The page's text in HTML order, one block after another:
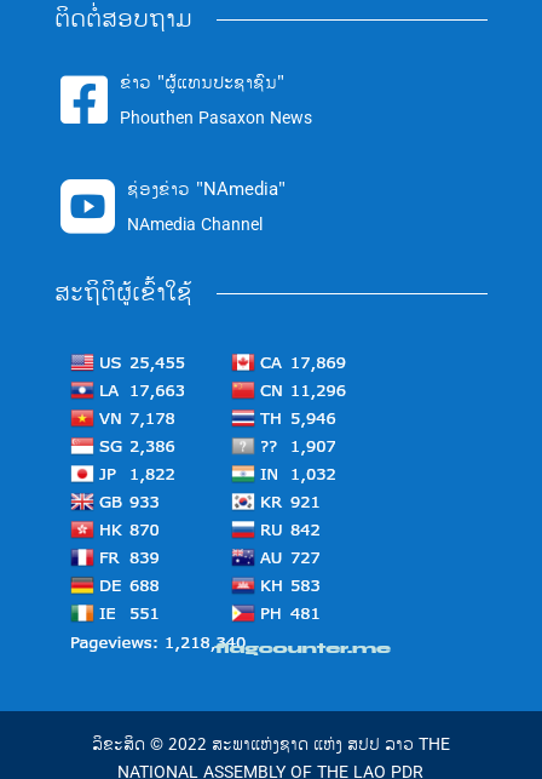
ຕິດຕໍ່ສອບຖາມ
 ຂ່າວ "ຜູ້ແທນປະຊາຊົນ"
Phouthen Pasaxon News
 ຊ່ອງຂ່າວ "NAmedia"
NAmedia Channel
ສະຖິຕິຜູ້ເຂົ້າໃຊ້
ລິຂະສິດ © 2022 ສະພາແຫ່ງຊາດ ແຫ່ງ ສປປ ລາວ THE
NATIONAL ASSEMBLY OF THE LAO PDR